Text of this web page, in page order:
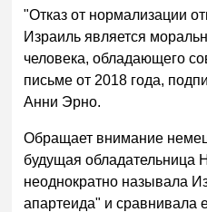
"Отказ от нормализации
Израиль является
человека, обладающего
письме от 2018 года,
Анни Эрно.
Обращает внимание
будущая обладательница
неоднократно называла
апартеида" и